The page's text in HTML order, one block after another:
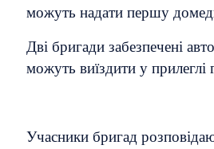
можуть надати першу
Дві бригади забезпечені
можуть виїздити у прилеглі
Учасники бригад